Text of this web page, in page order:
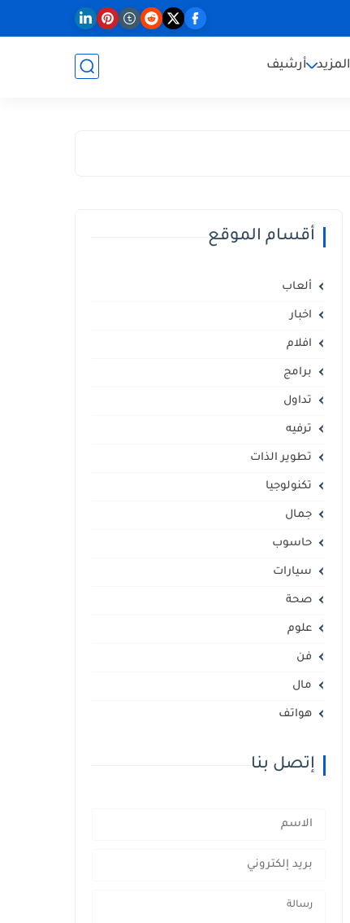
المزيد أرشيف
أقسام الموقع
ألعاب
اخبار
افلام
برامج
تداول
ترفيه
تطوير الذات
تكنولوجيا
جمال
حاسوب
سيارات
صحة
علوم
فن
مال
هواتف
إتصل بنا